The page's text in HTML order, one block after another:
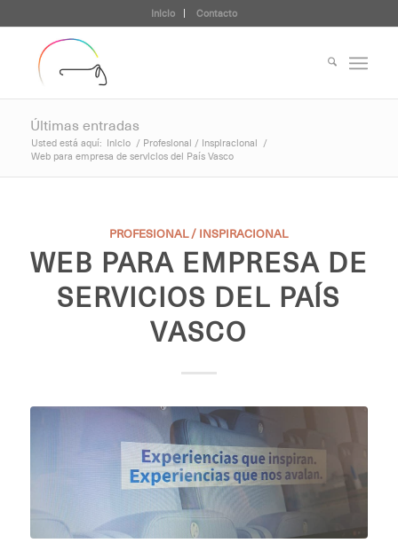
Inicio Contacto
Últimas entradas
Usted está aquí: Inicio / Profesional / Inspiracional /
Web para empresa de servicios del País Vasco
PROFESIONAL / INSPIRACIONAL
WEB PARA EMPRESA DE
SERVICIOS DEL PAÍS
VASCO